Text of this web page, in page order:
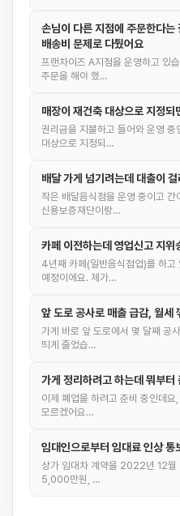
손님이 다른 지점에 주문한다는
배송비 문제로 다퉜어요
프랜차이즈 A지점을 운영하고 있
주문을 해야 했…
매장이 재건축 대상으로 지정
권리금을 지불하고 들어와 운영
대상으로 지정되…
배달 가게 넘기려는데 대출이
작은 배달음식점을 운영 중이고
신용보증재단이랑…
카페 이전하는데 영업신고 지위
4년째 카페(일반음식점업)를 하고
예정이에요. 제가…
앞 도로 공사로 매출 급감, 월세
가게 바로 앞 도로에서 몇 달째 공
띄게 줄었습…
가게 정리하려고 하는데 뭐부터
이제 폐업을 하려고 준비 중인데
모르겠어요…
임대인으로부터 임대료 인상 통
상가 임대차 계약을 2022년 12월
5,000만원, …